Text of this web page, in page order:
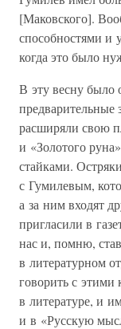
[Маковского].
способностями и
когда это было
В эту весну было
предварительные
расширяли свою
и «Золотого
стайками.
с Гумилевым,
а за ним входят
пригласили в
нас и, помню,
в литературном
говорить с
в литературе, и
и в «Русскую